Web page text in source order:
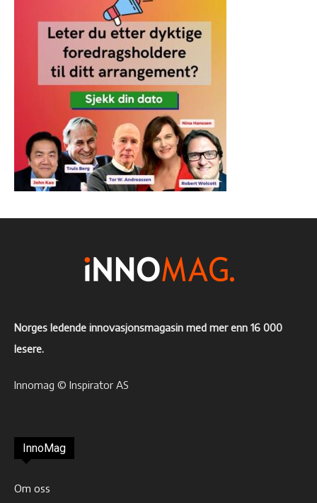
Norges ledende innovasjonsmagasin med mer enn 16 000
lesere.
Innomag © Inspirator AS
InnoMag
Om oss